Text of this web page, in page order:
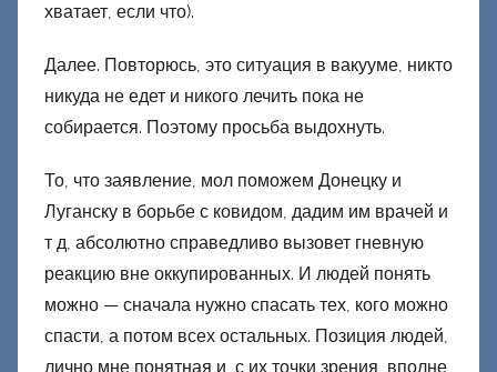
хватает, если что).
Далее. Повторюсь, это ситуация в вакууме, никто
никуда не едет и никого лечить пока не
собирается. Поэтому просьба выдохнуть.
То, что заявление, мол поможем Донецку и
Луганску в борьбе с ковидом, дадим им врачей и
т д, абсолютно справедливо вызовет гневную
реакцию вне оккупированных. И людей понять
можно — сначала нужно спасать тех, кого можно
спасти, а потом всех остальных. Позиция людей,
лично мне понятная и, с их точки зрения, вполне